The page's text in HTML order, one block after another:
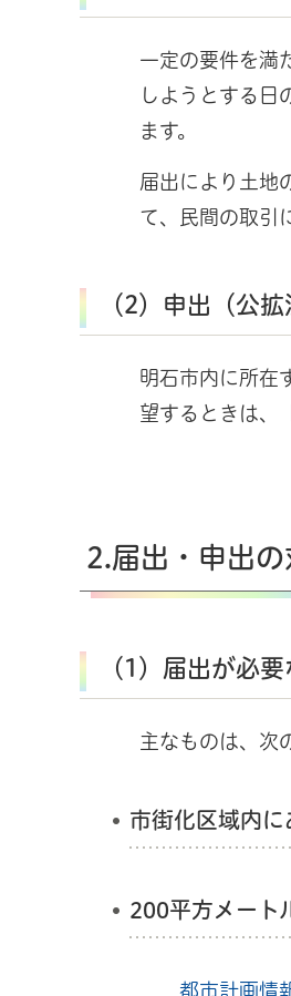
一定の要件を満
しようとする日
ます。
届出により土地
て、民間の取引
（2）申出（公
明石市内に所在
望するときは、
2.届出・申出
（1）届出が必
主なものは、次
市街化区域内
200平方メート
都市計画情